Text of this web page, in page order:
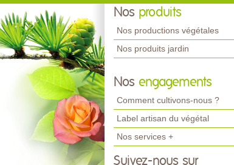
Nos produits
Nos productions végétales
Nos produits jardin
Nos engagements
Comment cultivons-nous ?
Label artisan du végétal
Nos services +
Suivez-nous sur